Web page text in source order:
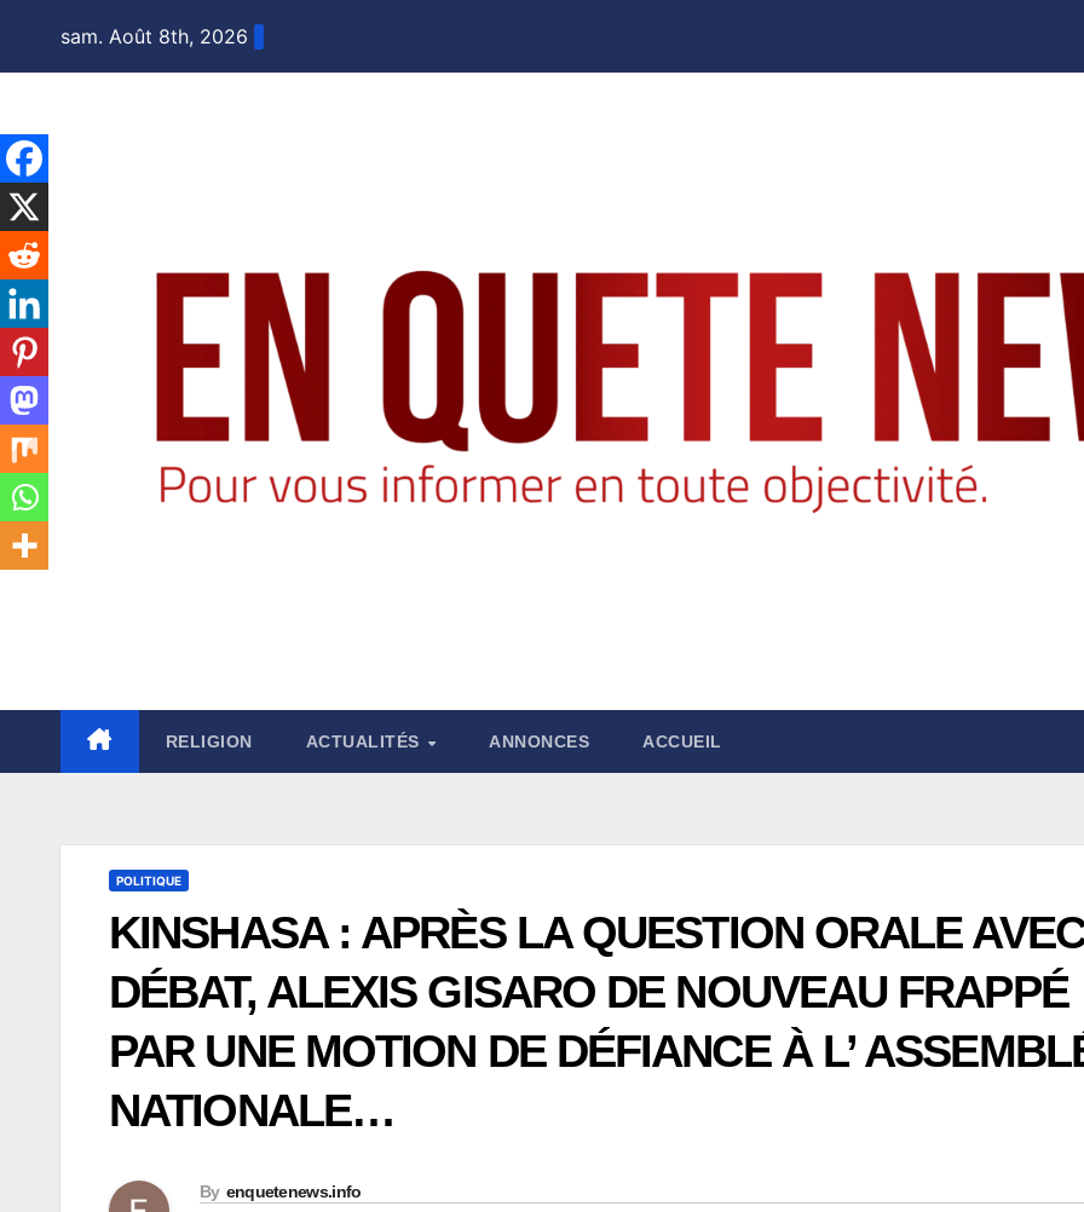
sam. Août 8th, 2026
RELIGION ACTUALITÉS ANNONCES ACCUEIL
POLITIQUE
KINSHASA : APRÈS LA QUESTION ORALE AVEC
DÉBAT, ALEXIS GISARO DE NOUVEAU FRAPPÉ
PAR UNE MOTION DE DÉFIANCE À L’
NATIONALE…
By enquetenews.info